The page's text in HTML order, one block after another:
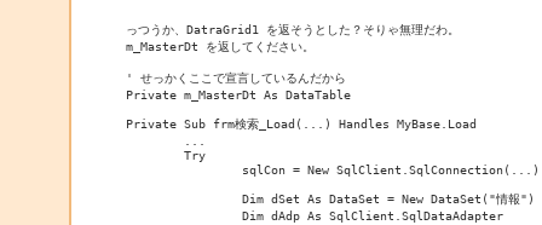
っつうか、DatraGrid1 を返そうとした？そりゃ無理だわ。
m_MasterDt を返してください。
' せっかくここで宣言しているんだから
Private m_MasterDt As DataTable
Private Sub frm検索_Load(...) Handles MyBase.Load
	Try
		sqlCon = New SqlClient.SqlConnection(...)
		Dim dSet As DataSet = New DataSet("情報")
		Dim dAdp As SqlClient.SqlDataAdapter